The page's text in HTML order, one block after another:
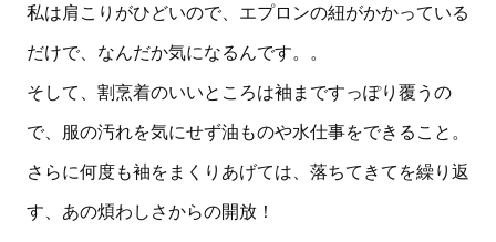
私は肩こりがひどいので、エプロンの紐がかかっている
だけで、なんだか気になるんです。。
そして、割烹着のいいところは袖まですっぽり覆うの
で、服の汚れを気にせず油ものや水仕事をできること。
さらに何度も袖をまくりあげては、落ちてきてを繰り返
す、あの煩わしさからの開放！